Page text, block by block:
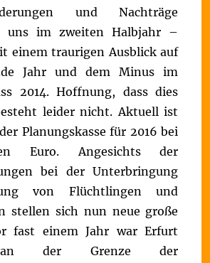
und Nachträge
uns im zweiten Halbjahr –
einem traurigen Ausblick auf
Jahr und dem Minus im
2014. Hoffnung, dass dies
leider nicht. Aktuell ist
Planungskasse für 2016 bei
Euro.Angesichts der
bei der Unterbringung
von Flüchtlingen und
stellen sich nun neue große
fast einem Jahr war Erfurt
an der Grenze der